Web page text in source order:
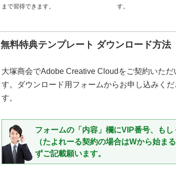
まで習得できます。
す。
無料特典テンプレート ダウンロード方法
大塚商会でAdobe Creative Cloudをご契約いた
す。ダウンロード用フォームからお申し込みく
す。
フォームの「内容」欄にVIP番号、もし
（たよれーる契約の場合はWから始ま
ずご記載願います。